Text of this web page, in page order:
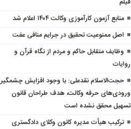
منابع آزمون کارآموزی وکالت ۱۴۰۴ اعلام شد
اصل ممنوعیت تحقیق در جرایم منافی عفت
وظایف متقابل حاکم و مردم از نگاه قرآن و
روایات
حجت‌الاسلام نقدعلی: با وجود افزایش چشمگیر
ورودی‌های حرفه وکالت، هدف طراحان قانون
تسهیل محقق نشده است
ترکیب هیأت مدیره کانون وکلای دادگستری